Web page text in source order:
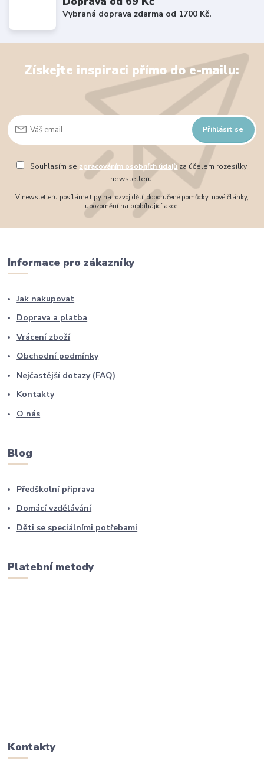
Vybraná doprava zdarma od 1700 Kč.
Získejte inspiraci přímo do e-mailu:
Přihlásit se
Souhlasím se zpracováním osobních údajůza účelem rozesílky
newsletteru.
V newsletteru posíláme tipy na rozvoj dětí, doporučené pomůcky, nové články,
upozornění na probíhající akce.
Informace pro zákazníky
Jak nakupovat
Doprava a platba
Vrácení zboží
Obchodní podmínky
Nejčastější dotazy (FAQ)
Kontakty
O nás
Blog
Předškolní příprava
Domácí vzdělávání
Děti se speciálními potřebami
Platební metody
Kontakty